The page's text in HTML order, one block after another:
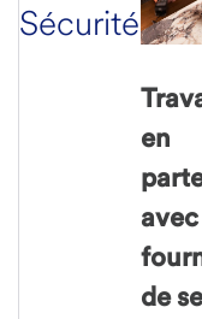
Sécurité
en
de